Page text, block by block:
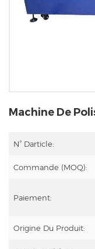
Machine De
N° Darticle:
Commande (MOQ):
Paiement:
Origine Du Produit: